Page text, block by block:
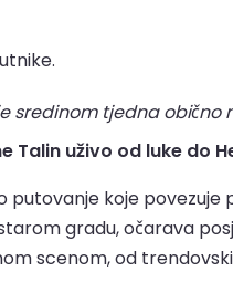
tjedna obično
uživo od luke do
koje
gradu, očarava
scenom, od